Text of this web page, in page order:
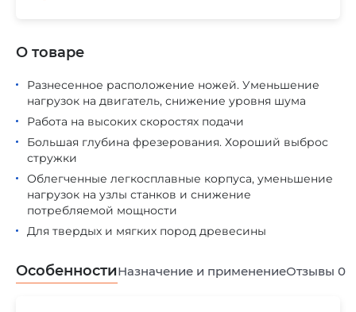
Разнесенное расположение ножей. Уменьшение
нагрузок на двигатель, снижение уровня шума
Работа на высоких скоростях подачи
Большая глубина фрезерования. Хороший выброс
стружки
Облегченные легкосплавные корпуса, уменьшение
нагрузок на узлы станков и снижение
потребляемой мощности
Для твердых и мягких пород древесины
О товаре
ОсобенностиНазначение и применениеОтзывы 0